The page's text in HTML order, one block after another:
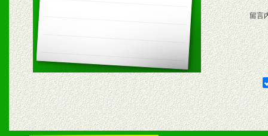
五、退换货制度
1、给予前期市场操作一定
2、对于临期，滞销品给予
留言